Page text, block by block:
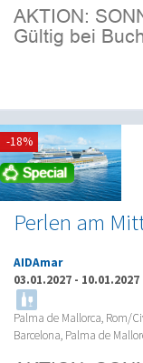
Perlen am
AIDAmar
03.01.2027 - 10.01.2027
Palma de Mallorca, Rom/
Barcelona, Palma de
-18%